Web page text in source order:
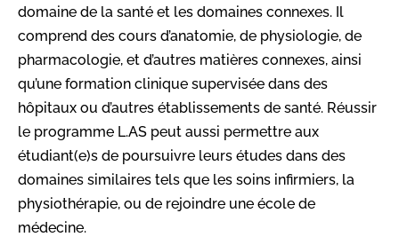
domaine de la santé et les domaines connexes. Il
comprend des cours d’anatomie, de physiologie, de
pharmacologie, et d’autres matières connexes, ainsi
qu’une formation clinique supervisée dans des
hôpitaux ou d’autres établissements de santé. Réussir
le programme L.AS peut aussi permettre aux
étudiant(e)s de poursuivre leurs études dans des
domaines similaires tels que les soins infirmiers, la
physiothérapie, ou de rejoindre une école de
médecine.